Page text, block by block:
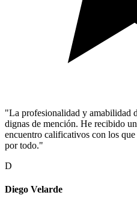
"La profesionalidad y amabilidad
dignas de mención. He recibido
encuentro calificativos con los
por todo."
D
Diego Velarde